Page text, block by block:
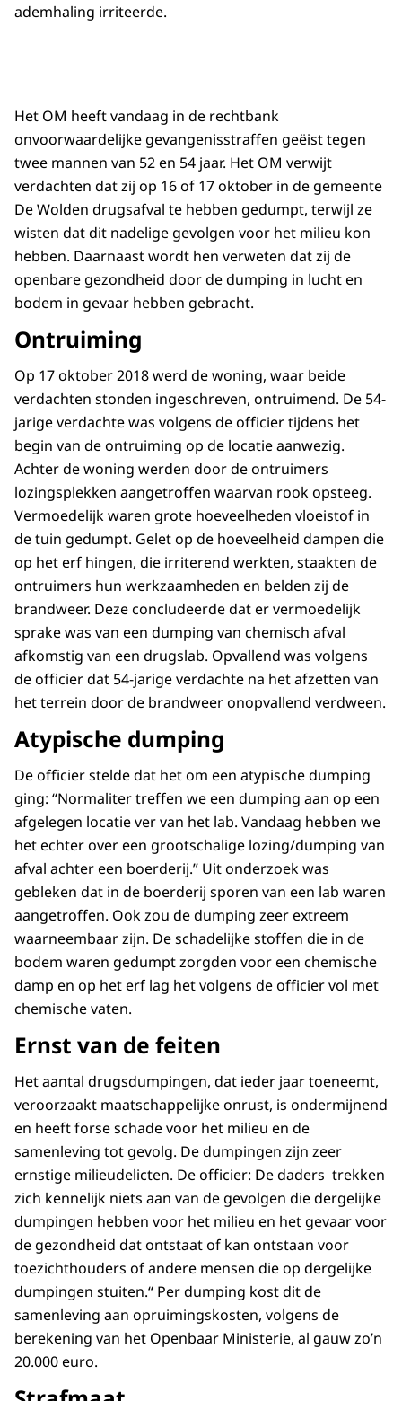
ademhaling irriteerde.
Het OM heeft vandaag in de rechtbank
onvoorwaardelijke gevangenisstraffen geëist tegen
twee mannen van 52 en 54 jaar. Het OM verwijt
verdachten dat zij op 16 of 17 oktober in de gemeente
De Wolden drugsafval te hebben gedumpt, terwijl ze
wisten dat dit nadelige gevolgen voor het milieu kon
hebben. Daarnaast wordt hen verweten dat zij de
openbare gezondheid door de dumping in lucht en
bodem in gevaar hebben gebracht.
Ontruiming
Op 17 oktober 2018 werd de woning, waar beide
verdachten stonden ingeschreven, ontruimend. De 54-
jarige verdachte was volgens de officier tijdens het
begin van de ontruiming op de locatie aanwezig.
Achter de woning werden door de ontruimers
lozingsplekken aangetroffen waarvan rook opsteeg.
Vermoedelijk waren grote hoeveelheden vloeistof in
de tuin gedumpt. Gelet op de hoeveelheid dampen die
op het erf hingen, die irriterend werkten, staakten de
ontruimers hun werkzaamheden en belden zij de
brandweer. Deze concludeerde dat er vermoedelijk
sprake was van een dumping van chemisch afval
afkomstig van een drugslab. Opvallend was volgens
de officier dat 54-jarige verdachte na het afzetten van
het terrein door de brandweer onopvallend verdween.
Atypische dumping
De officier stelde dat het om een atypische dumping
ging: “Normaliter treffen we een dumping aan op een
afgelegen locatie ver van het lab. Vandaag hebben we
het echter over een grootschalige lozing/dumping van
afval achter een boerderij.” Uit onderzoek was
gebleken dat in de boerderij sporen van een lab waren
aangetroffen. Ook zou de dumping zeer extreem
waarneembaar zijn. De schadelijke stoffen die in de
bodem waren gedumpt zorgden voor een chemische
damp en op het erf lag het volgens de officier vol met
chemische vaten.
Ernst van de feiten
Het aantal drugsdumpingen, dat ieder jaar toeneemt,
veroorzaakt maatschappelijke onrust, is ondermijnend
en heeft forse schade voor het milieu en de
samenleving tot gevolg. De dumpingen zijn zeer
ernstige milieudelicten. De officier: De daders trekken
zich kennelijk niets aan van de gevolgen die dergelijke
dumpingen hebben voor het milieu en het gevaar voor
de gezondheid dat ontstaat of kan ontstaan voor
toezichthouders of andere mensen die op dergelijke
dumpingen stuiten.“ Per dumping kost dit de
samenleving aan opruimingskosten, volgens de
berekening van het Openbaar Ministerie, al gauw zo’n
20.000 euro.